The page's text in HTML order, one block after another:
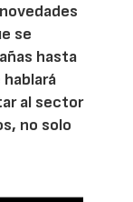
se
hasta
al sector
no solo